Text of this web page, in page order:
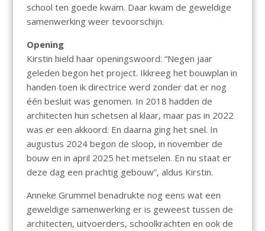
school ten goede kwam. Daar kwam de geweldige
samenwerking weer tevoorschijn.
Opening
Kirstin hield haar openingswoord: “Negen jaar
geleden begon het project. Ikkreeg het bouwplan in
handen toen ik directrice werd zonder dat er nog
één besluit was genomen. In 2018 hadden de
architecten hun schetsen al klaar, maar pas in 2022
was er een akkoord. En daarna ging het snel. In
augustus 2024 begon de sloop, in november de
bouw en in april 2025 het metselen. En nu staat er
deze dag een prachtig gebouw”, aldus Kirstin.
Anneke Grummel benadrukte nog eens wat een
geweldige samenwerking er is geweest tussen de
architecten, uitvoerders, schoolkrachten en ook de